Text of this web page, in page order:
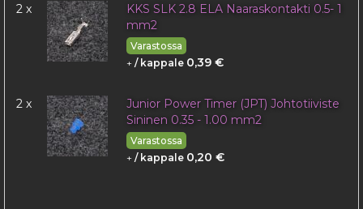
2 x
KKS SLK 2.8 ELA Naaraskontakti 0.5- 1
mm2
Varastossa
+ / kappale 0,39 €
2 x
Junior Power Timer (JPT) Johtotiiviste
Sininen 0.35 - 1.00 mm2
Varastossa
+ / kappale 0,20 €